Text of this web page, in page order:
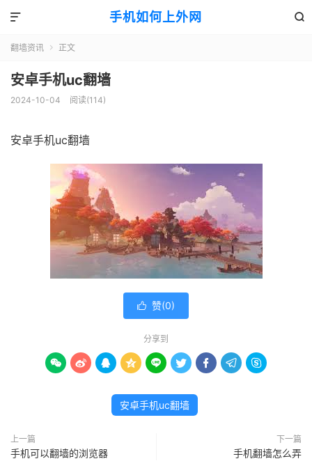
手机如何上外网 

翻墙资讯  正文
安卓手机uc翻墙
2024-10-04 阅读(114)
安卓手机uc翻墙
 赞(0)
分享到
        
安卓手机uc翻墙
上一篇
手机可以翻墙的浏览器
下一篇
手机翻墙怎么弄